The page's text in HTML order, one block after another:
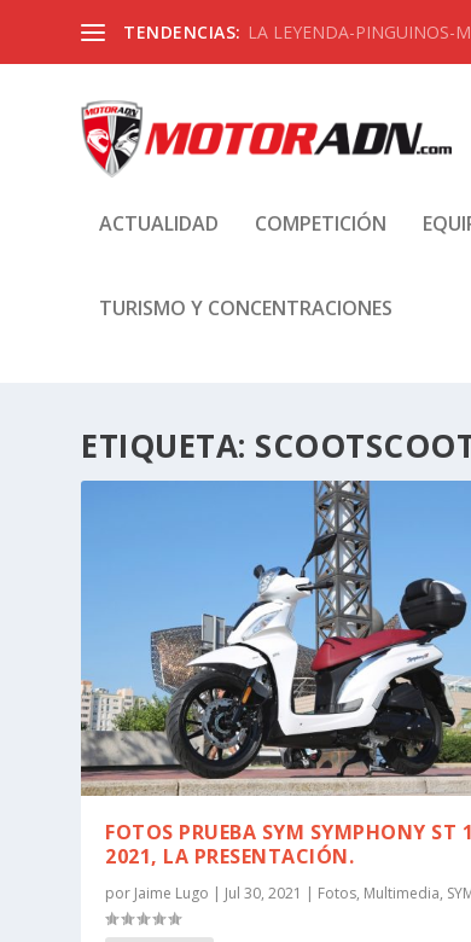
TENDENCIAS: LA LEYENDA-PINGUINOS-
ACTUALIDAD COMPETICIÓN
TURISMO Y CONCENTRACIONES
ETIQUETA:
FOTOS PRUEBA SYM SYMPHONY ST
2021, LA PRESENTACIÓN.
por Jaime Lugo | Jul 30, 2021 | Fotos, Multimedia,